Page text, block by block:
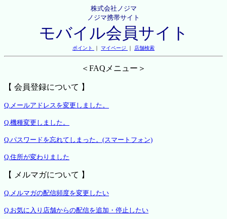
株式会社ノジマ
ノジマ携帯サイト
モバイル会員サイト
ポイント ｜ マイページ ｜ 店舗検索
＜FAQメニュー＞
【 会員登録について 】
Q.メールアドレスを変更しました。
Q.機種変更しました。
Q.パスワードを忘れてしまった。(スマートフォン)
Q.住所が変わりました
【 メルマガについて 】
Q.メルマガの配信頻度を変更したい
Q.お気に入り店舗からの配信を追加・停止したい